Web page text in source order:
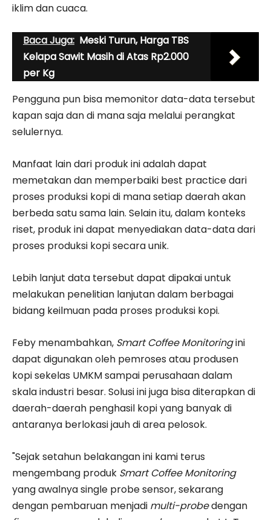
iklim dan cuaca.
Baca Juga: Meski Turun, Harga TBS
Kelapa Sawit Masih di Atas Rp2.000
per Kg
Pengguna pun bisa memonitor data-data tersebut
kapan saja dan di mana saja melalui perangkat
selulernya.
Manfaat lain dari produk ini adalah dapat
memetakan dan memperbaiki best practice dari
proses produksi kopi di mana setiap daerah akan
berbeda satu sama lain. Selain itu, dalam konteks
riset, produk ini dapat menyediakan data-data dari
proses produksi kopi secara unik.
Lebih lanjut data tersebut dapat dipakai untuk
melakukan penelitian lanjutan dalam berbagai
bidang keilmuan pada proses produksi kopi.
Feby menambahkan, Smart Coffee Monitoringini
dapat digunakan oleh pemroses atau produsen
kopi sekelas UMKM sampai perusahaan dalam
skala industri besar. Solusi ini juga bisa diterapkan di
daerah-daerah penghasil kopi yang banyak di
antaranya berlokasi jauh di area pelosok.
"Sejak setahun belakangan ini kami terus
mengembang produk Smart Coffee Monitoring
yang awalnya single probe sensor, sekarang
dengan pembaruan menjadi multi-probedengan